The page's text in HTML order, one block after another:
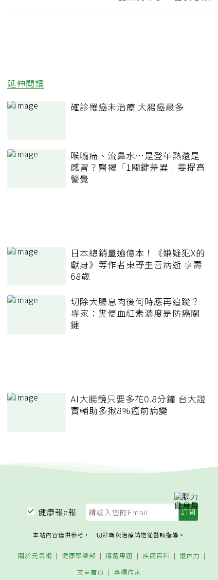
延伸閱讀
確診罹癌未治療 大腸癌最多
喉嚨痛、流鼻水⋯是登革熱還是
感冒？醫揭「1關鍵差異」要提高
警覺
日本總銷量逾億本！《嫌疑犯X的
獻身》等作者東野圭吾病逝 享壽
68歲
切除大腸息肉後何時應再追蹤？
專家：糞便血紅素濃度是防癌關
鍵
AI大腸鏡只要多花0.8分鐘 台大證
實輔助多揪8%癌前病變
健康報e報
本站內容僅供參考，一切診斷與治療請遵從醫師指導。
關於元氣網 健康聚樂部 精選專題 疾病百科
退休力
文章首頁
專欄作家